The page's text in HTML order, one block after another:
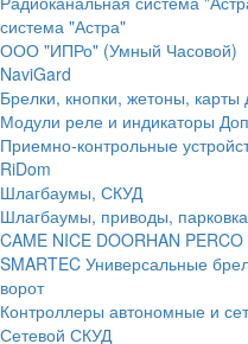
система "Астра"
ООО "ИПРо" (Умный Часовой)
NaviGard
Брелки, кнопки, жетоны, карты
Модули реле и индикаторы
Приемно-контрольные
RiDom
Шлагбаумы, СКУД
Шлагбаумы, приводы, парковка
CAME NICE DOORHAN PERCO
SMARTEC Универсальные
ворот
Контроллеры автономные и
Сетевой СКУД